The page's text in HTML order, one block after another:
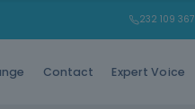
232 109 367
Contact Expert Voice